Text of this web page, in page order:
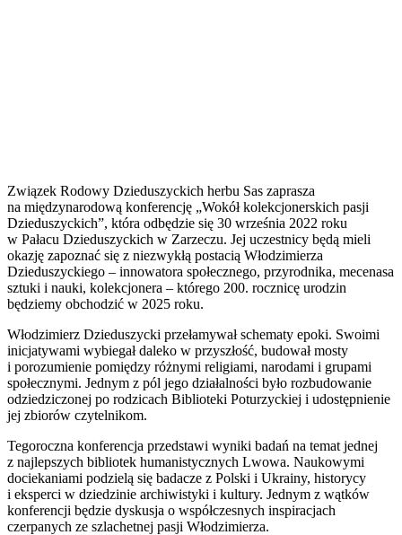
Związek Rodowy Dzieduszyckich herbu Sas zaprasza
na międzynarodową konferencję „Wokół kolekcjonerskich pasji
Dzieduszyckich”, która odbędzie się 30 września 2022 roku
w Pałacu Dzieduszyckich w Zarzeczu. Jej uczestnicy będą mieli
okazję zapoznać się z niezwykłą postacią Włodzimierza
Dzieduszyckiego – innowatora społecznego, przyrodnika, mecenasa
sztuki i nauki, kolekcjonera – którego 200. rocznicę urodzin
będziemy obchodzić w 2025 roku.
Włodzimierz Dzieduszycki przełamywał schematy epoki. Swoimi
inicjatywami wybiegał daleko w przyszłość, budował mosty
i porozumienie pomiędzy różnymi religiami, narodami i grupami
społecznymi. Jednym z pól jego działalności było rozbudowanie
odziedziczonej po rodzicach Biblioteki Poturzyckiej i udostępnienie
jej zbiorów czytelnikom.
Tegoroczna konferencja przedstawi wyniki badań na temat jednej
z najlepszych bibliotek humanistycznych Lwowa. Naukowymi
dociekaniami podzielą się badacze z Polski i Ukrainy, historycy
i eksperci w dziedzinie archiwistyki i kultury. Jednym z wątków
konferencji będzie dyskusja o współczesnych inspiracjach
czerpanych ze szlachetnej pasji Włodzimierza.